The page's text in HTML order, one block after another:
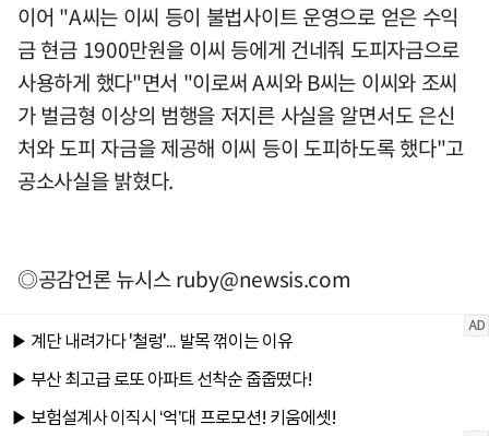
이어 "A씨는 이씨 등이 불법사이트 운영으로 얻은 수익
금 현금 1900만원을 이씨 등에게 건네줘 도피자금으로
사용하게 했다"면서 "이로써 A씨와 B씨는 이씨와 조씨
가 벌금형 이상의 범행을 저지른 사실을 알면서도 은신
처와 도피 자금을 제공해 이씨 등이 도피하도록 했다"고
공소사실을 밝혔다.
◎공감언론 뉴시스ruby@newsis.com